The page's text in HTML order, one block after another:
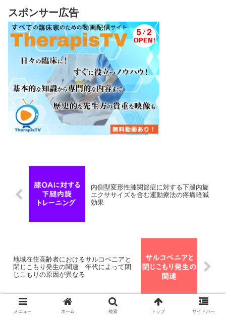
スポンサー広告
内側型変形性膝関節症に対する下腿内旋
エクササイズを含む運動療法の疼痛軽減
効果
地域在住高齢者におけるサルコペニアと
閉じこもり発生の関連 年代によって閉
じこもりの原因が異なる
メニュー ホーム 検索 トップ サイドバー